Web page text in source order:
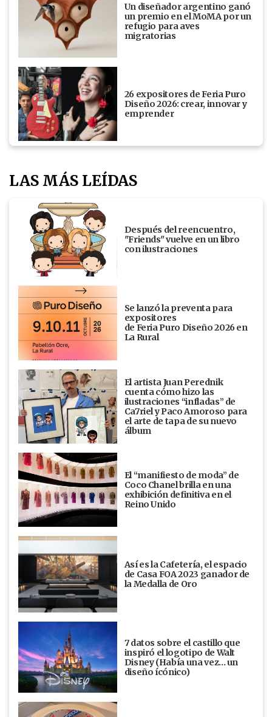
Un diseñador argentino ganó
un premio en el MoMA por un
refugio para aves
migratorias
26 expositores de Feria Puro
Diseño 2026: crear, innovar y
emprender
LAS MÁS LEÍDAS
Después del reencuentro,
"Friends" vuelve en un libro
con ilustraciones
Se lanzó la preventa para
expositores
de Feria Puro Diseño 2026 en
La Rural
El artista Juan Perednik
cuenta cómo hizo las
ilustraciones “infladas” de
Ca7riel y Paco Amoroso para
el arte de tapa de su nuevo
álbum
El “manifiesto de moda” de
Coco Chanel brilla en una
exhibición definitiva en el
Reino Unido
Así es la Cafetería, el espacio
de Casa FOA 2023 ganador de
la Medalla de Oro
7 datos sobre el castillo que
inspiró el logotipo de Walt
Disney (Había una vez... un
diseño ícónico)